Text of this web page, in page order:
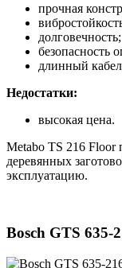
прочная
долговечность;
безопасность
длинный
Недостатки:
высокая цена.
Metabo TS 216 Floor
деревянных
эксплуатацию.
Bosch GTS 635-